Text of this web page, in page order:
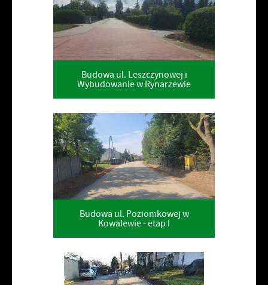
Budowa ul. Leszczynowej i
Wybudowanie w Rynarzewie
Budowa ul. Poziomkowej w
Kowalewie - etap I